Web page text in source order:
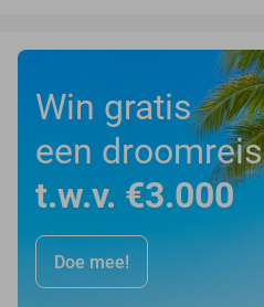
Win gratis
een droomreis
t.w.v. €3.000
Doe mee!